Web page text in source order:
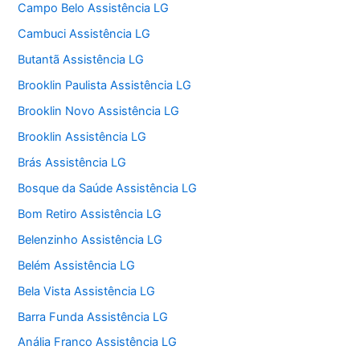
Campo Belo Assistência LG
Cambuci Assistência LG
Butantã Assistência LG
Brooklin Paulista Assistência LG
Brooklin Novo Assistência LG
Brooklin Assistência LG
Brás Assistência LG
Bosque da Saúde Assistência LG
Bom Retiro Assistência LG
Belenzinho Assistência LG
Belém Assistência LG
Bela Vista Assistência LG
Barra Funda Assistência LG
Anália Franco Assistência LG